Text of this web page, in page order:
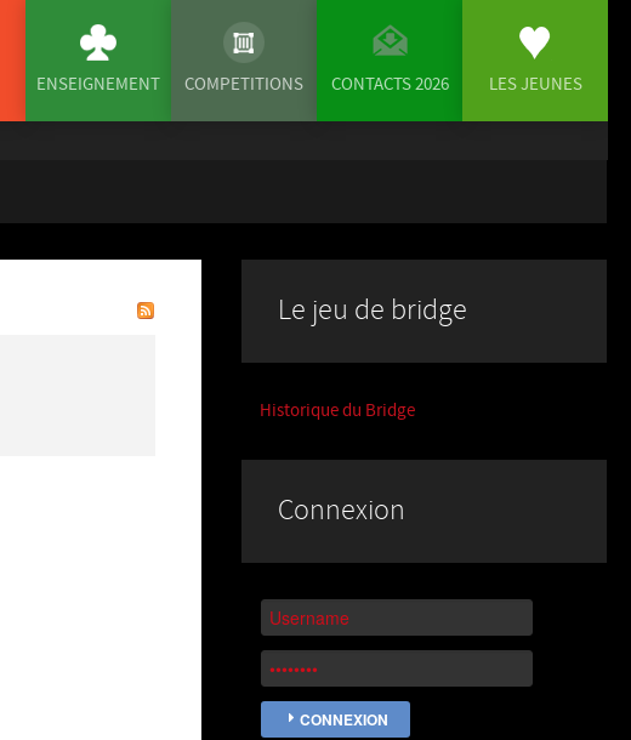
ENSEIGNEMENT COMPETITIONS CONTACTS 2026 LES JEUNES
Le jeu de bridge
Historique du Bridge
Connexion
CONNEXION